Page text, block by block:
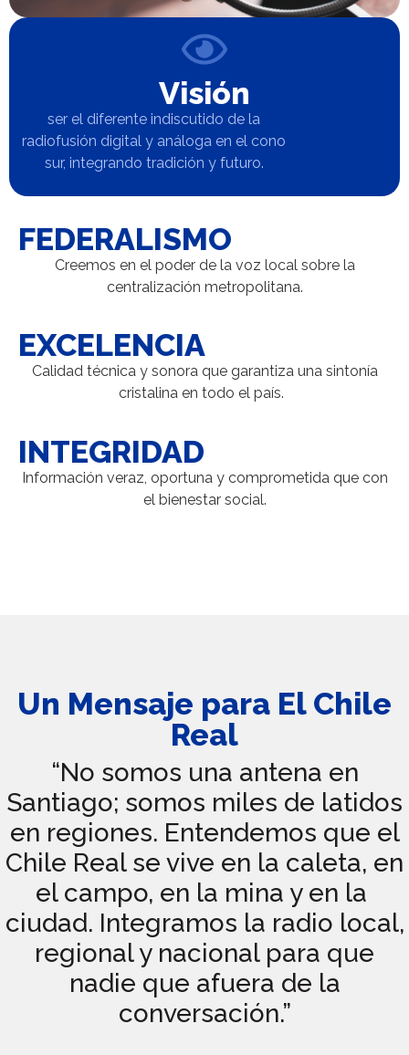
Visión
ser el diferente indiscutido de la
radiofusión digital y análoga en el cono
sur, integrando tradición y futuro.
FEDERALISMO
Creemos en el poder de la voz local sobre la
centralización metropolitana.
EXCELENCIA
Calidad técnica y sonora que garantiza una sintonía
cristalina en todo el país.
INTEGRIDAD
Información veraz, oportuna y comprometida que con
el bienestar social.
Un Mensaje para El Chile
Real
“No somos una antena en
Santiago; somos miles de latidos
en regiones. Entendemos que el
Chile Real se vive en la caleta, en
el campo, en la mina y en la
ciudad. Integramos la radio local,
regional y nacional para que
nadie que afuera de la
conversación.”